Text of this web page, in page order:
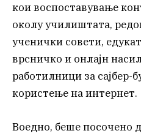
кои воспоставување
околу училиштата,
ученички совети,
врсничко и онлајн
работилници за сајбер-
користење на интернет.
Воедно, беше посочено